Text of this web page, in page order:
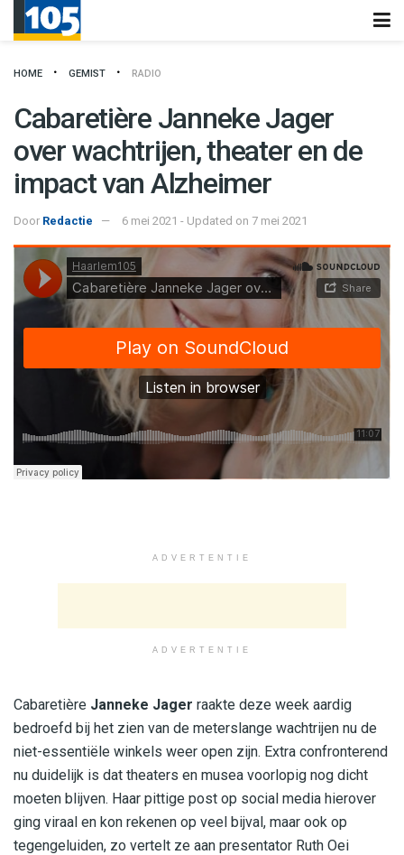
HOME GEMIST RADIO
Cabaretière Janneke Jager
over wachtrijen, theater en de
impact van Alzheimer
Door Redactie 6 mei 2021 - Updated on 7 mei 2021
Haarlem105 ·Cabaretière Janneke Jager over wachtrijen, theater en de impact van Alzheimer
ADVERTENTIE
ADVERTENTIE
Cabaretière Janneke Jager raakte deze week aardig
bedroefd bij het zien van de meterslange wachtrijen nu de
niet-essentiële winkels weer open zijn. Extra confronterend
nu duidelijk is dat theaters en musea voorlopig nog dicht
moeten blijven. Haar pittige post op social media hierover
ging viraal en kon rekenen op veel bijval, maar ook op
tegengeluiden, zo vertelt ze aan presentator Ruth Oei